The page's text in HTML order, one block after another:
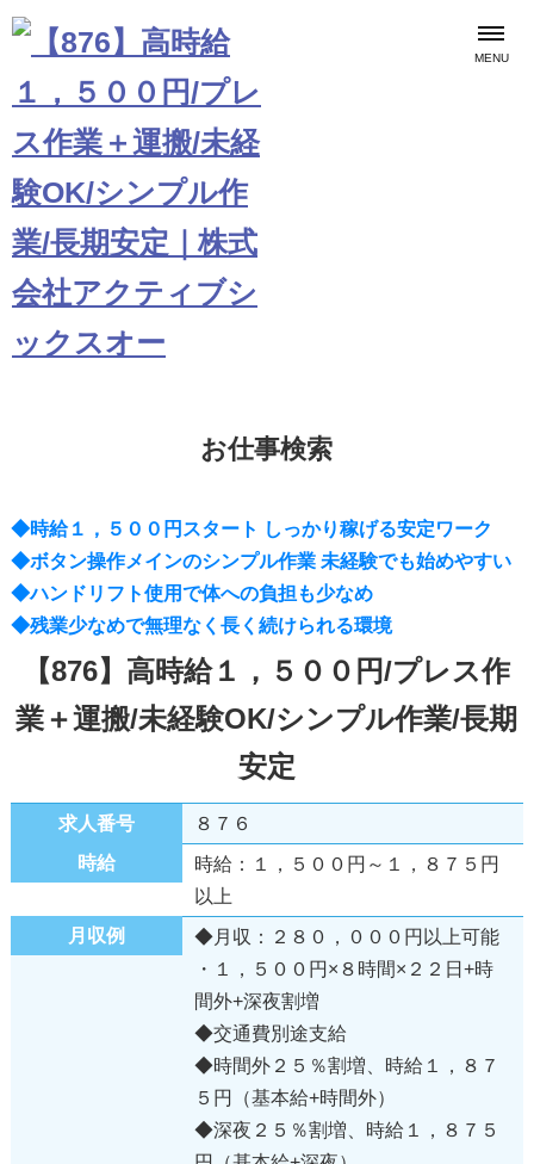
MENU
お仕事検索
◆時給１，５００円スタート しっかり稼げる安定ワーク
◆ボタン操作メインのシンプル作業 未経験でも始めやすい
◆ハンドリフト使用で体への負担も少なめ
◆残業少なめで無理なく長く続けられる環境
【876】高時給１，５００円/プレス作
業＋運搬/未経験OK/シンプル作業/長期
安定
求人番号
８７６
時給
時給：１，５００円～１，８７５円
以上
月収例
◆月収：２８０，０００円以上可能
・１，５００円×８時間×２２日+時
間外+深夜割増
◆交通費別途支給
◆時間外２５％割増、時給１，８７
５円（基本給+時間外）
◆深夜２５％割増、時給１，８７５